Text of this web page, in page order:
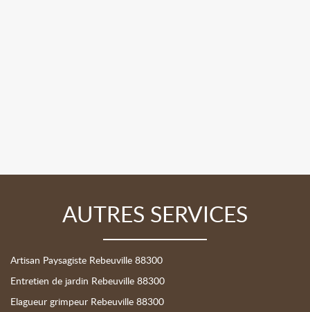
AUTRES SERVICES
Artisan Paysagiste Rebeuville 88300
Entretien de jardin Rebeuville 88300
Elagueur grimpeur Rebeuville 88300